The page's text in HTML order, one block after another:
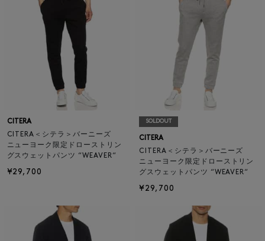
CITERA
CITERA＜シテラ＞バーニーズ
ニューヨーク限定ドローストリン
グスウェットパンツ “WEAVER“
¥29,700
SOLDOUT
CITERA
CITERA＜シテラ＞バーニーズ
ニューヨーク限定ドローストリン
グスウェットパンツ “WEAVER“
¥29,700